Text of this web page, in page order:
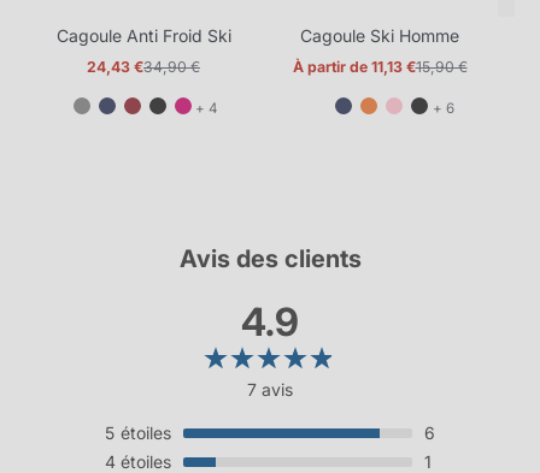
Cagoule Anti Froid Ski
Prix
24,43 €
Prix
34,90 €
+ 4
Cagoule Ski Homme
Prix
À partir de 11,13 €
Prix
15,90 €
+ 6et
Avis des clients
4.9
7 avis
5 étoiles
6
4étoiles
1